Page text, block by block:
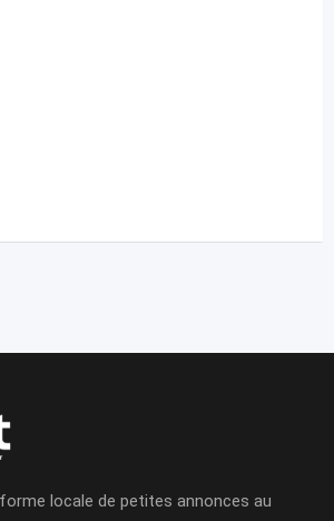
locale de petites annonces au